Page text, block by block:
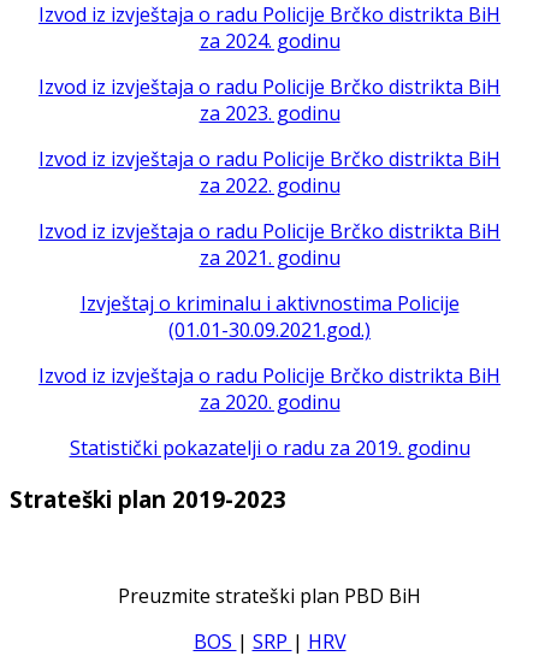
Izvod iz izvještaja o radu Policije Brčko distrikta BiH
za 2024. godinu
Izvod iz izvještaja o radu Policije Brčko distrikta BiH
za 2023. godinu
Izvod iz izvještaja o radu Policije Brčko distrikta BiH
za 2022. godinu
Izvod iz izvještaja o radu Policije Brčko distrikta BiH
za 2021. godinu
Izvještaj o kriminalu i aktivnostima Policije
(01.01-30.09.2021.god.)
Izvod iz izvještaja o radu Policije Brčko distrikta BiH
za 2020. godinu
Statistički pokazatelji o radu za 2019. godinu
Strateški plan 2019-2023
Preuzmite strateški plan PBD BiH
BOS | SRP | HRV